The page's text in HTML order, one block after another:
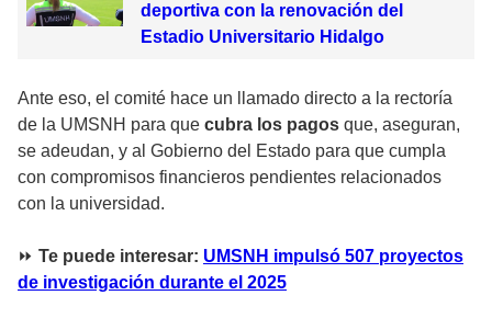
deportiva con la renovación del
Estadio Universitario Hidalgo
Ante eso, el comité hace un llamado directo a la rectoría
de la UMSNH para que cubra los pagos que, aseguran,
se adeudan, y al Gobierno del Estado para que cumpla
con compromisos financieros pendientes relacionados
con la universidad.
⏩ Te puede interesar: UMSNH impulsó 507 proyectos
de investigación durante el 2025